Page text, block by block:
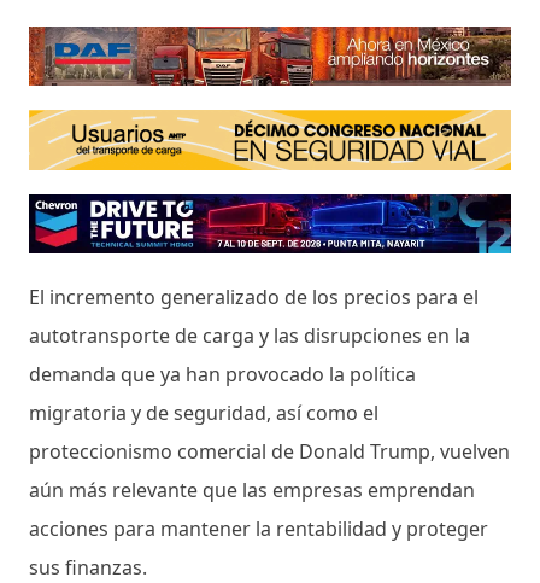
El incremento generalizado de los precios para el
autotransporte de carga y las disrupciones en la
demanda que ya han provocado la política
migratoria y de seguridad, así como el
proteccionismo comercial de Donald Trump, vuelven
aún más relevante que las empresas emprendan
acciones para mantener la rentabilidad y proteger
sus finanzas.